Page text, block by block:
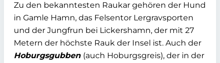
Zu den bekanntesten Raukar gehören der Hund
in Gamle Hamn, das Felsentor Lergravsporten
und der Jungfrun bei Lickershamn, der mit 27
Metern der höchste Rauk der Insel ist. Auch der
Hoburgsgubben (auch Hoburgsgreis), der in der